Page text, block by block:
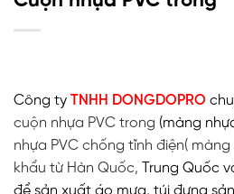
Công ty TNHH DONGDOPRO
cuộn nhựa PVC trong (màng
nhựa PVC chống tĩnh điện( màng
khẩu từ Hàn Quốc, Trung Quốc
để sản xuất áo mưa, túi đựng